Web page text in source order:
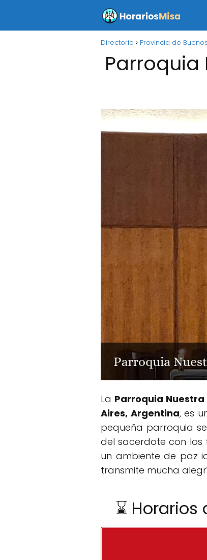
Directorio Provincia de
Parroquia
La Parroquia Nuestra
Aires, Argentina, es
pequeña parroquia
del sacerdote con los
un ambiente de paz
transmite mucha
⌛